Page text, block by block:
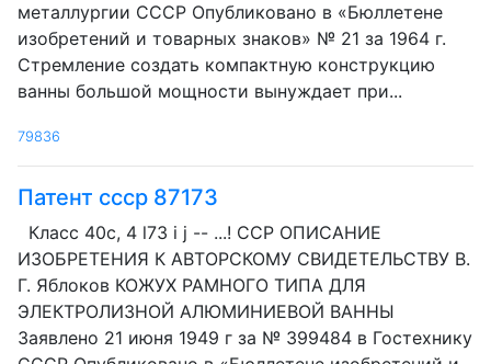
металлургии СССР Опубликовано в «Бюллетене
изобретений и товарных знаков» № 21 за 1964 г.
Стремление создать компактную конструкцию
ванны большой мощности вынуждает при...
79836
Патент ссср 87173
Класс 40с, 4 l73 i j -- ...! CCP ОПИСАНИЕ
ИЗОБРЕТЕНИЯ К АВТОРСКОМУ СВИДЕТЕЛЬСТВУ В.
Г. Яблоков КОЖУХ РАМНОГО ТИПА ДЛЯ
ЭЛЕКТРОЛИЗНОЙ АЛЮМИНИЕВОЙ ВАННЫ
Заявлено 21 июня 1949 г за № 399484 в Гостехнику